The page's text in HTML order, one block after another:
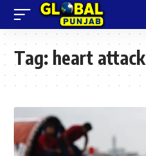
Tag: heart attack